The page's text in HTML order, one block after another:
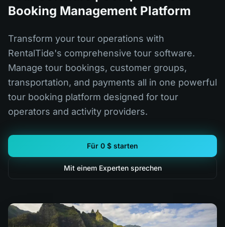
Booking Management Platform
Transform your tour operations with
RentalTide's comprehensive tour software.
Manage tour bookings, customer groups,
transportation, and payments all in one powerful
tour booking platform designed for tour
operators and activity providers.
Für 0 $ starten
Mit einem Experten sprechen